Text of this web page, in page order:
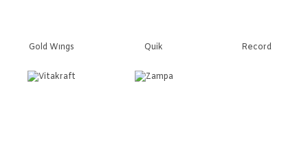
Gold Wıngs Quik Record